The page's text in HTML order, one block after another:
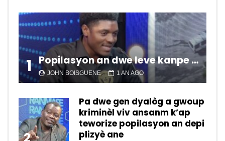
1 Popilasyon an dwe leve kanpe pou chanje sitiyasyon kawotik l’ap viv nan peyi a.
JOHN BOISGUENE 1 AN AGO
2
Pa dwe gen dyalòg a gwoup
kriminèl viv ansanm k’ap
teworize popilasyon an depi
plizyè ane